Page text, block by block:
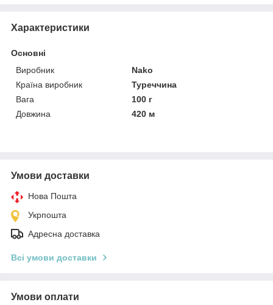
Характеристики
Основні
Виробник
Nako
Країна виробник
Туреччина
Вага
100 г
Довжина
420 м
Умови доставки
Нова Пошта
Укрпошта
Адресна доставка
Всі умови доставки
Умови оплати